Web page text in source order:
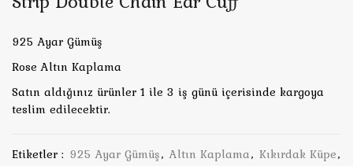
925 Ayar Gümüş
Rose Altın Kaplama
Satın aldığınız ürünler 1 ile 3 iş günü içerisinde kargoya
teslim edilecektir.
Etiketler : 925 Ayar Gümüş, Altın Kaplama, Kıkırdak Küpe,